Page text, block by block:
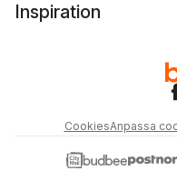
Inspiration
CookiesAnpassa